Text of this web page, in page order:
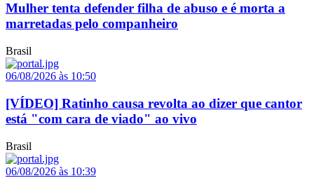
Mulher tenta defender filha de abuso e é morta a
marretadas pelo companheiro
Brasil
06/08/2026 às 10:50
[VÍDEO] Ratinho causa revolta ao dizer que cantor
está "com cara de viado" ao vivo
Brasil
06/08/2026 às 10:39